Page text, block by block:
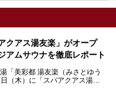
クアス湯友楽」がオープ
アムサウナを徹底レポート
「美彩都 湯友楽（みさとゆう
（木）に「スパアクアス湯友